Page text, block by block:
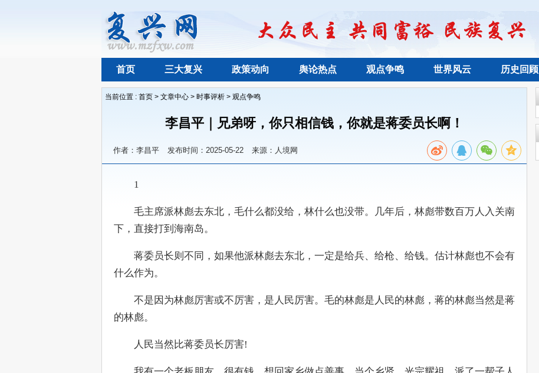
首页 三大复兴 政策动向 舆论热点 观点争鸣 世界风云 历史回顾
当前位置 : 首页 > 文章中心 > 时事评析 > 观点争鸣
李昌平｜兄弟呀，你只相信钱，你就是蒋委员长啊！
作者：李昌平 发布时间：2025-05-22 来源：人境网
1
毛主席派林彪去东北，毛什么都没给，林什么也没带。几年后，林彪带数百万人入关南
下，直接打到海南岛。
蒋委员长则不同，如果他派林彪去东北，一定是给兵、给枪、给钱。估计林彪也不会有
什么作为。
不是因为林彪厉害或不厉害，是人民厉害。毛的林彪是人民的林彪，蒋的林彪当然是蒋
的林彪。
人民当然比蒋委员长厉害!